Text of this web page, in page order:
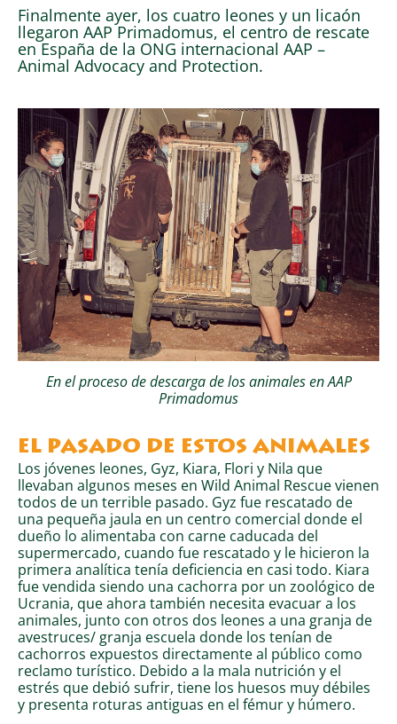
Finalmente ayer, los cuatro leones y un licaón
llegaron AAP Primadomus, el centro de rescate
en España de la ONG internacional AAP –
Animal Advocacy and Protection.
En el proceso de descarga de los animales en AAP
Primadomus
EL PASADO DE ESTOS ANIMALES
Los jóvenes leones, Gyz, Kiara, Flori y Nila que
llevaban algunos meses en Wild Animal Rescue vienen
todos de un terrible pasado. Gyz fue rescatado de
una pequeña jaula en un centro comercial donde el
dueño lo alimentaba con carne caducada del
supermercado, cuando fue rescatado y le hicieron la
primera analítica tenía deficiencia en casi todo. Kiara
fue vendida siendo una cachorra por un zoológico de
Ucrania, que ahora también necesita evacuar a los
animales, junto con otros dos leones a una granja de
avestruces/ granja escuela donde los tenían de
cachorros expuestos directamente al público como
reclamo turístico. Debido a la mala nutrición y el
estrés que debió sufrir, tiene los huesos muy débiles
y presenta roturas antiguas en el fémur y húmero.